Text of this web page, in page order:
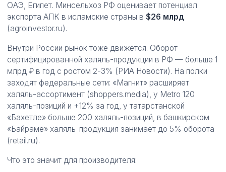
ОАЭ, Египет. Минсельхоз РФ оценивает потенциал
экспорта АПК в исламские страны в $26 млрд
(agroinvestor.ru).
Внутри России рынок тоже движется. Оборот
сертифицированной халяль-продукции в РФ — больше 1
млрд ₽ в год с ростом 2-3% (РИА Новости). На полки
заходят федеральные сети: «Магнит» расширяет
халяль-ассортимент (shoppers.media), у Metro 120
халяль-позиций и +12% за год, у татарстанской
«Бахетле» больше 200 халяль-позиций, в башкирском
«Байраме» халяль-продукция занимает до 5% оборота
(retail.ru).
Что это значит для производителя: